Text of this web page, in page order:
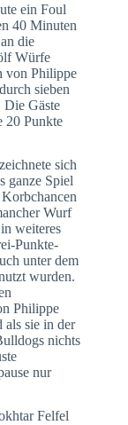
ein Foul
40 Minuten
die
Würfe
von Philippe
sieben
Die Gäste
20 Punkte
sich
ganze Spiel
Wurf
weiteres
Punkte-
unter dem
wurden.
Philippe
als sie in der
nichts
nur
Felfel